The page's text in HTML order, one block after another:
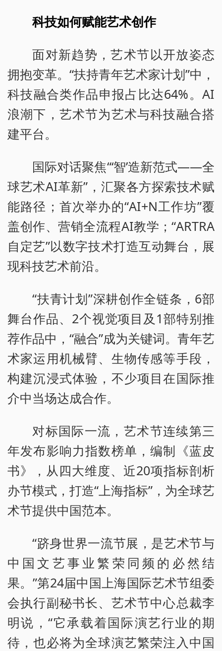
科技如何赋能艺术创作
面对新趋势，艺术节以开放姿态
拥抱变革。“扶持青年艺术家计划”中，
科技融合类作品申报占比达64%。AI
浪潮下，艺术节为艺术与科技融合搭
建平台。
国际对话聚焦“‘智’造新范式——全
球艺术AI革新”，汇聚各方探索技术赋
能路径；首次举办的“AI+N工作坊”覆
盖创作、营销全流程AI教学；“ARTRA
自定艺”以数字技术打造互动舞台，展
现科技艺术前沿。
“扶青计划”深耕创作全链条，6部
舞台作品、2个视觉项目及1部特别推
荐作品中，“融合”成为关键词。青年艺
术家运用机械臂、生物传感等手段，
构建沉浸式体验，不少项目在国际推
介中当场达成合作。
对标国际一流，艺术节连续第三
年发布影响力指数榜单，编制《蓝皮
书》，从四大维度、近20项指标剖析
办节模式，打造“上海指标”，为全球艺
术节提供中国范本。
“跻身世界一流节展，是艺术节与
中国文艺事业繁荣同频的必然结
果。”第24届中国上海国际艺术节组委
会执行副秘书长、艺术节中心总裁李
明说，“它承载着国际演艺行业的期
待，也必将为全球演艺繁荣注入中国